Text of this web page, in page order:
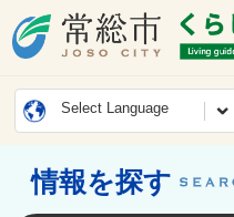
Select Language
情報を探す